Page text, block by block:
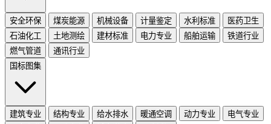
安全环保 煤炭能源 机械设备 计量鉴定 水利标准
医药卫生
石油化工
土地测绘 建材标准 电力专业 船舶运输
铁道行业
燃气管道
通讯行业
国标图集
建筑专业 结构专业 给水排水 暖通空调 动力专业
电气专业